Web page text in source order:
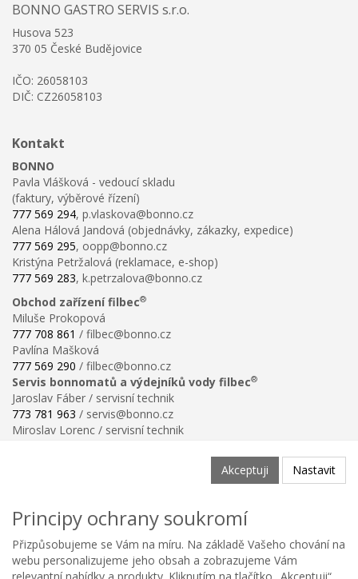
BONNO GASTRO SERVIS s.r.o.
Husova 523
370 05 České Budějovice
IČO: 26058103
DIČ: CZ26058103
Kontakt
BONNO
Pavla Vlášková - vedoucí skladu
(faktury, výběrové řízení)
777 569 294, p.vlaskova@bonno.cz
Alena Hálová Jandová (objednávky, zákazky, expedice)
777 569 295, oopp@bonno.cz
Kristýna Petržalová (reklamace, e-shop)
777 569 283, k.petrzalova@bonno.cz
Obchod zařízení filbec®
Miluše Prokopová
777 708 861 / filbec@bonno.cz
Pavlína Mašková
777 569 290 / filbec@bonno.cz
Servis bonnomatů a výdejníků vody filbec®
Jaroslav Fáber / servisní technik
773 781 963 / servis@bonno.cz
Miroslav Lorenc / servisní technik
Ochrana osobních údajů
Poučení o právu na odstoupení od smlouvy
Reklamační řád
Reklamační protokol ke stažení
Velikostní tabulka
Akceptuji Nastavit
Principy ochrany soukromí
Přizpůsobujeme se Vám na míru. Na základě Vašeho chování na
webu personalizujeme jeho obsah a zobrazujeme Vám